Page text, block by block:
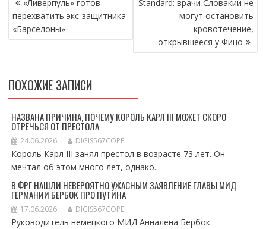
ПО
ЗАПИСЯМ
«Ливерпуль» готов
перехватить экс-защитника
«Барселоны»
Standard: врачи Словакии не
могут остановить
кровотечение,
открывшееся у Фицо
ПОХОЖИЕ ЗАПИСИ
НАЗВАНА ПРИЧИНА, ПОЧЕМУ КОРОЛЬ КАРЛ III МОЖЕТ СКОРО
ОТРЕЧЬСЯ ОТ ПРЕСТОЛА
24.06.2026 DIGIS567COPE
Король Карл III занял престол в возрасте 73 лет. Он
мечтал об этом много лет, однако...
В ФРГ НАШЛИ НЕВЕРОЯТНО УЖАСНЫМ ЗАЯВЛЕНИЕ ГЛАВЫ МИД
ГЕРМАНИИ БЕРБОК ПРО ПУТИНА
17.06.2026 DIGIS567COPE
Руководитель немецкого МИД Анналена Бербок